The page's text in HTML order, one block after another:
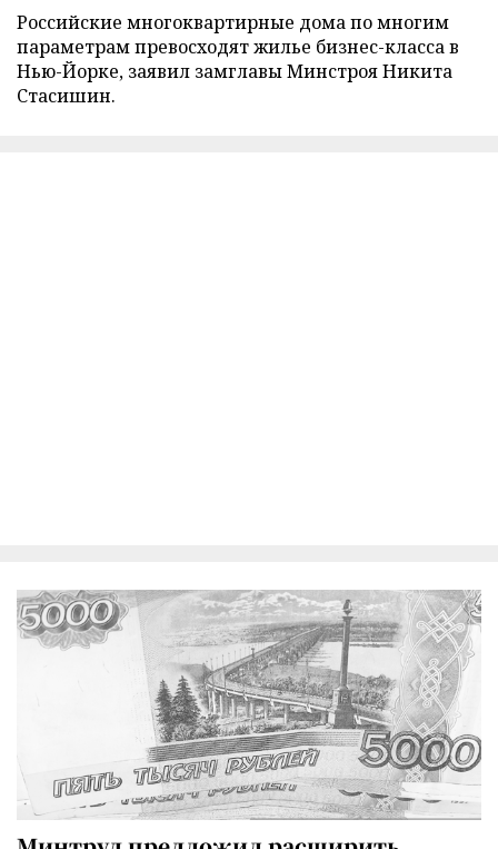
Российские многоквартирные дома по многим
параметрам превосходят жилье бизнес-класса в
Нью-Йорке, заявил замглавы Минстроя Никита
Стасишин.